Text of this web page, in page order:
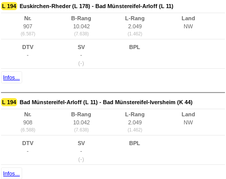
L 194 Euskirchen-Rheder (L 178) - Bad Münstereifel-Arloff (L 11)
Nr.
907
(6.587)
B-Rang
10.042
(7.638)
L-Rang
2.049
(1.462)
Land
NW
DTV
-
SV
-
(-)
BPL
Infos...
L 194 Bad Münstereifel-Arloff (L 11) - Bad Münstereifel-Iversheim (K 44)
Nr.
908
(6.588)
B-Rang
10.042
(7.638)
L-Rang
2.049
(1.462)
Land
NW
DTV
-
SV
-
(-)
BPL
Infos...